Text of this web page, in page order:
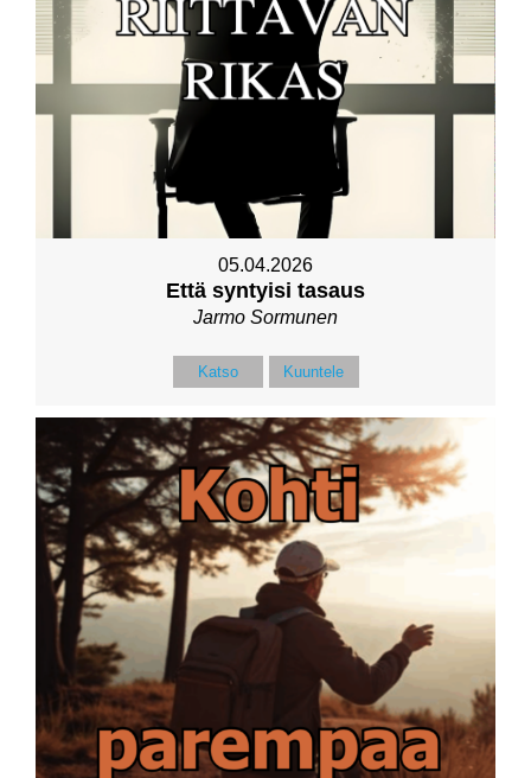
05.04.2026
Että syntyisi tasaus
Jarmo Sormunen
Katso Kuuntele